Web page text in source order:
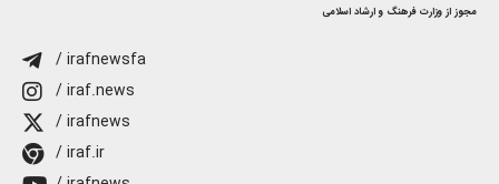
مجوز از وزارت فرهنگ و ارشاد اسلامی
/ irafnewsfa
/ iraf.news
/ irafnews
/ iraf.ir